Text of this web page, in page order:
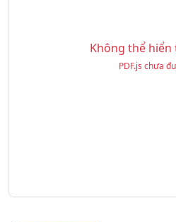
Không thể hiển
PDF.js chưa